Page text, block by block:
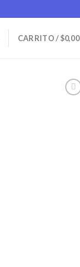
CARRITO /$0,00